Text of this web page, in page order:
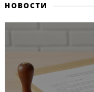
НОВОСТИ